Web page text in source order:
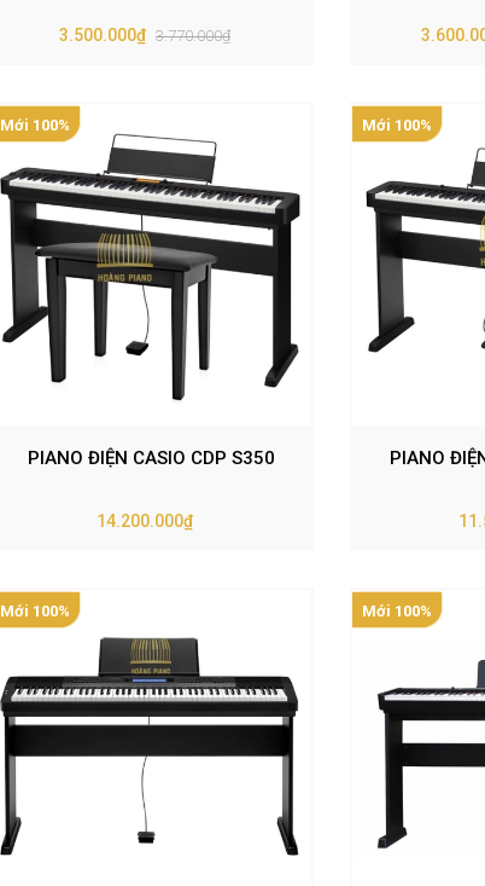
3.500.000₫ 3.770.000₫
Mới 100%
PIANO ĐIỆN CASIO CDP S350
14.200.000₫
Mới 100%
PIANO
Mới 100% Mới 100%